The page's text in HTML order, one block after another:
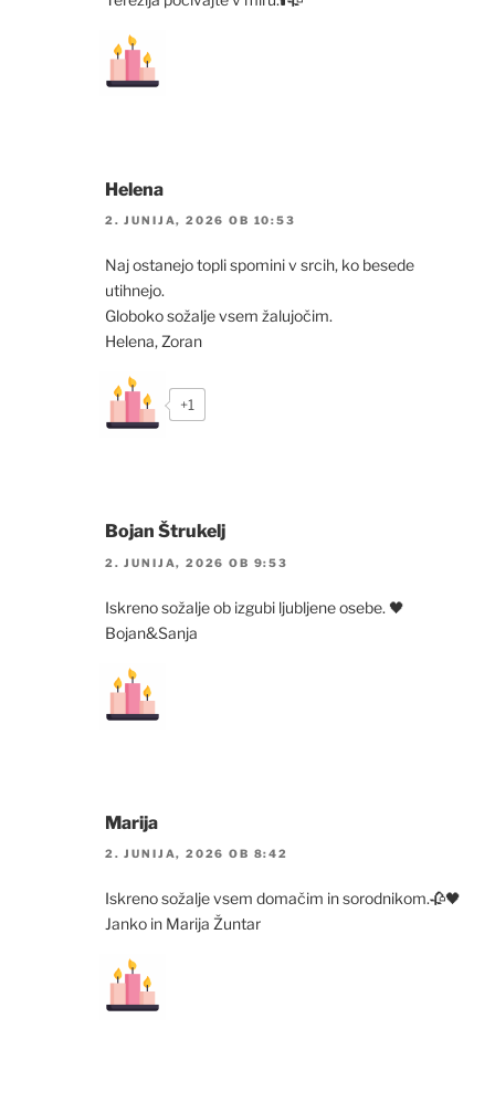
Helena
2. JUNIJA, 2026 OB 10:53
Naj ostanejo topli spomini v srcih, ko besede
utihnejo.
Globoko sožalje vsem žalujočim.
Helena, Zoran
+1
Bojan Štrukelj
2. JUNIJA, 2026 OB 9:53
Iskreno sožalje ob izgubi ljubljene osebe. 🖤
Bojan&Sanja
Marija
2. JUNIJA, 2026 OB 8:42
Iskreno sožalje vsem domačim in sorodnikom.🥀🖤
Janko in Marija Žuntar